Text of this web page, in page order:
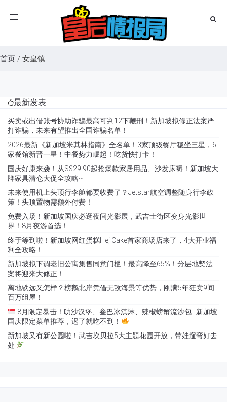
Toggle
首页 / 女皇镇
最新发表
买卖或出借账号协助诈骗最高可判12下鞭刑！新加坡拟修正法案严
打诈骗，未来有望推出全国诈骗名单！
2026最新《新加坡米其林指南》全名单！3家顶级餐厅稳坐三星，6
家餐馆新晋一星！中餐势力崛起！吃货快打卡！
国庆好康来袭！从S$29.90起抢爆款家居用品、沙发床褥！新加坡大
牌家具清仓大促全攻略~
未来使用机上头顶行李舱都要收费了？Jetstar航空调整随身行李政
策！头顶置物需额外付费！
免费入场！新加坡国庆必逛夜间光影展，武吉士街区变身光影世
界！8月夜游首选！
终于等到啦！新加坡网红蛋糕Hej Cake首家商场店来了，4大开业福
利全攻略！
新加坡拟下调老旧公寓集售同意门槛！最高降至65%！分层地契法
案将迎来大修正！
离地铁远又怎样？榜鹅北岸凭借无敌海景等优势，刚满5年狂卖9间
百万组屋！
8月限定暴击！叻沙汉堡、叁巴冰淇淋、辣椒螃蟹流沙包…新加坡
国庆限定菜单推荐，迟了就吃不到！
新加坡又有新公园啦！武吉坎贝拉5大主题花园开放，带娃遛弯好去
处